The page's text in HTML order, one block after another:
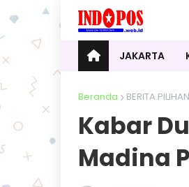
JAKARTA
Beranda BERITA PILIHAN
Kabar
Madina